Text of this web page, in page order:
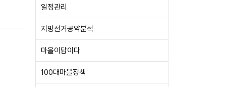
일정관리
지방선거공약분석
마을이답이다
100대마을정책